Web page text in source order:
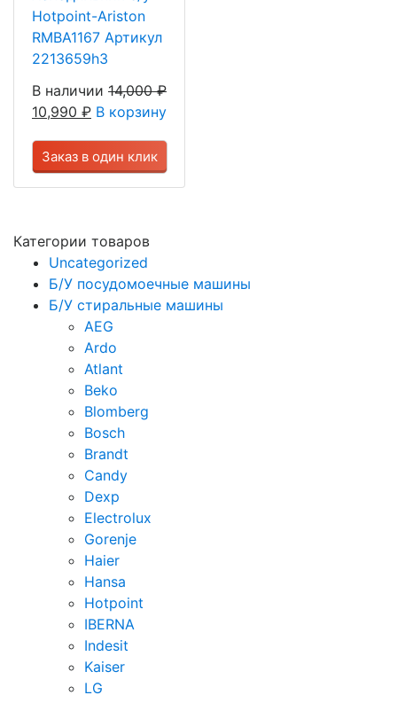
Hotpoint-Ariston
RMBA1167 Артикул
2213659h3
В наличии 14,000₽
10,990 ₽ В корзину
Заказ в один клик
Категории товаров
Uncategorized
Б/У посудомоечные машины
Б/У стиральные машины
AEG
Ardo
Atlant
Beko
Blomberg
Bosch
Brandt
Candy
Dexp
Electrolux
Gorenje
Haier
Hansa
Hotpoint
IBERNA
Indesit
Kaiser
LG